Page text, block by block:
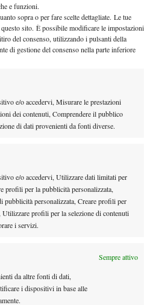
e funzioni.
sopra o per fare scelte dettagliate. Le tue
questo sito. È possibile modificare le impostazioni
del consenso, utilizzando i pulsanti della
di gestione del consenso nella parte inferiore
e/o accedervi, Misurare le prestazioni
dei contenuti, Comprendere il pubblico
di dati provenienti da fonti diverse.
e/o accedervi, Utilizzare dati limitati per
profili per la pubblicità personalizzata,
pubblicità personalizzata, Creare profili per
Utilizzare profili per la selezione di contenuti
i servizi.
Sempre attivo
da altre fonti di dati,
i dispositivi in base alle
sei settimane prima dell’inizio del
direttamente nel tabellone
successive. Quando si è
era ben lontana dai posti
momento si trova 14 posti fuori
principale.
di lei,
conquistare la possibilità di
sarebbe addirittura
nel tabellone, infatti, per
ovvero i primi 32 giocatori al